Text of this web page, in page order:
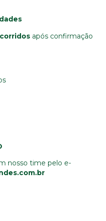
após confirmação
nosso time pelo e-